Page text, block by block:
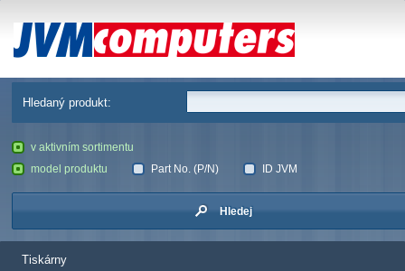
JVM Computers
Hledaný produkt:
v aktivním sortimentu
model produktu
Part No. (P/N) ID JVM
Hledej
Tiskárny